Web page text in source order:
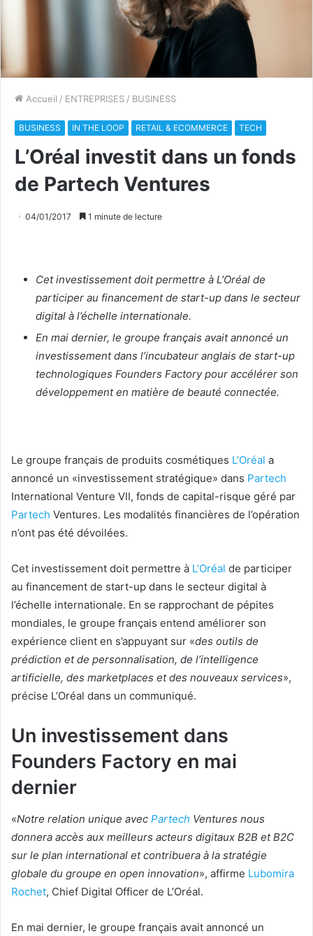
Accueil / ENTREPRISES / BUSINESS
BUSINESS IN THE LOOP RETAIL & ECOMMERCE TECH
L’Oréal investit dans un fonds
de Partech Ventures
04/01/2017 1 minute de lecture
Cet investissement doit permettre à L’Oréal de
participer au financement de start-up dans le secteur
digital à l’échelle internationale.
En mai dernier, le groupe français avait annoncé un
investissement dans l’incubateur anglais de start-up
technologiques Founders Factory pour accélérer son
développement en matière de beauté connectée.
Le groupe français de produits cosmétiques L’Oréal a
annoncé un «investissement stratégique» dans Partech
International Venture VII, fonds de capital-risque géré par
Partech Ventures. Les modalités financières de l’opération
n’ont pas été dévoilées.
Cet investissement doit permettre à L’Oréal de participer
au financement de start-up dans le secteur digital à
l’échelle internationale. En se rapprochant de pépites
mondiales, le groupe français entend améliorer son
expérience client en s’appuyant sur «des outils de
prédiction et de personnalisation, de l’intelligence
artificielle, des marketplaces et des nouveaux services»,
précise L’Oréal dans un communiqué.
Un investissement dans
Founders Factory en mai
dernier
«Notre relation unique avec Partech Ventures nous
donnera accès aux meilleurs acteurs digitaux B2B et B2C
sur le plan international et contribuera à la stratégie
globale du groupe en open innovation», affirme Lubomira
Rochet, Chief Digital Officer de L’Oréal.
En mai dernier, le groupe français avait annoncé un